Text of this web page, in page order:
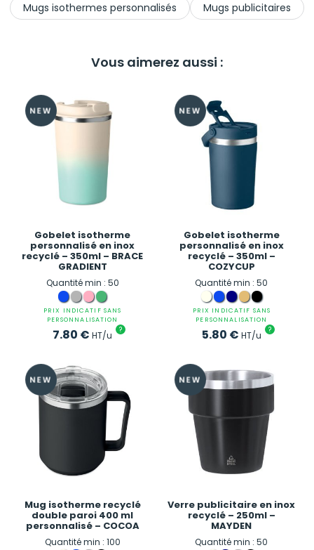
Mugs isothermes personnalisés Mugs publicitaires
Vous aimerez aussi :
Gobelet isotherme
personnalisé en inox
recyclé – 350ml – BRACE
GRADIENT
Quantité min : 50
PRIX INDICATIF SANS
PERSONNALISATION
7.80 € HT/u ?
Gobelet isotherme
personnalisé en inox
recyclé – 350ml –
COZYCUP
Quantité min : 50
PRIX INDICATIF SANS
PERSONNALISATION
5.80 € HT/u ?
Mug isotherme recyclé
double paroi 400 ml
personnalisé – COCOA
Quantité min : 100
Verre publicitaire en inox
recyclé – 250ml –
MAYDEN
Quantité min : 50